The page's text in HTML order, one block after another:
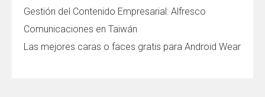
Gestión del Contenido Empresarial: Alfresco
Comunicaciones en Taiwán
Las mejores caras o faces gratis para Android Wear